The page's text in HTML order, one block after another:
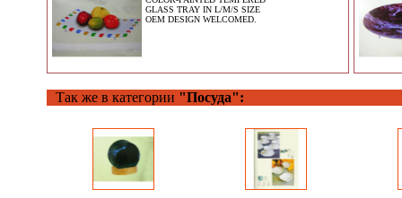
GLASS TRAY IN L/M/S SIZE
OEM DESIGN WELCOMED.
Так же в категории "Посуда":